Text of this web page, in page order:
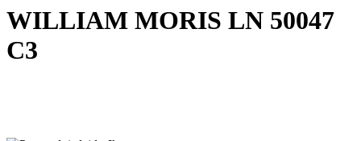
WILLIAM MORIS LN 50047
C3